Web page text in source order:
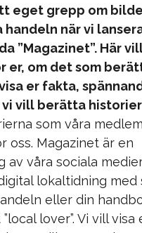
eget grepp om
handeln när vi
”Magazinet”. Här
er, om det som
er fakta,
vi vill berätta
som våra
oss. Magazinet är en
av våra sociala
lokaltidning med
eller din
lover”. Vi vill visa